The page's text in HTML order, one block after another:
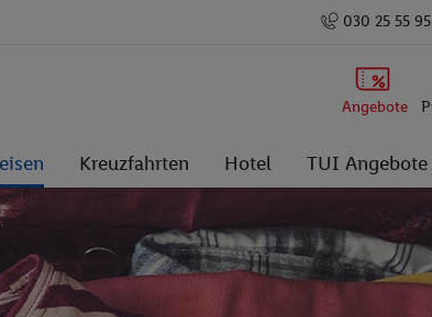
030 25 55 95
Angebote
Kreuzfahrten Hotel TUI Angebote